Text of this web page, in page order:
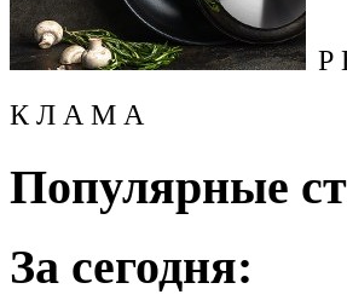
Р
К Л А М А
Популярные
За сегодня: